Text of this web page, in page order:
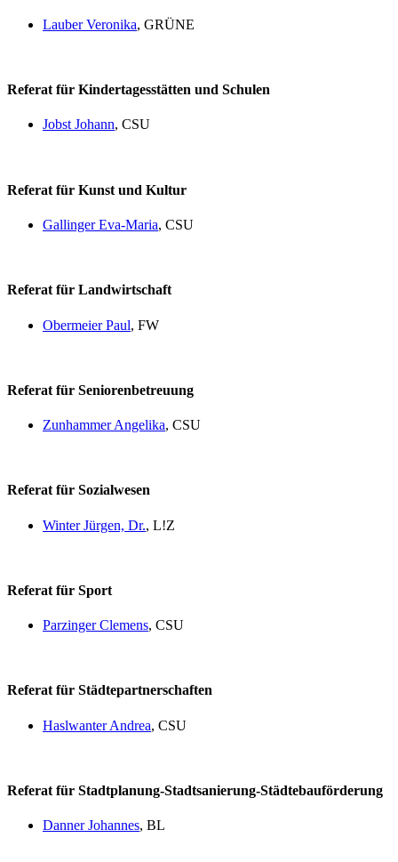
Lauber Veronika, GRÜNE
Referat für Kindertagesstätten und Schulen
Jobst Johann, CSU
Referat für Kunst und Kultur
Gallinger Eva-Maria, CSU
Referat für Landwirtschaft
Obermeier Paul, FW
Referat für Seniorenbetreuung
Zunhammer Angelika, CSU
Referat für Sozialwesen
Winter Jürgen, Dr., L!Z
Referat für Sport
Parzinger Clemens, CSU
Referat für Städtepartnerschaften
Haslwanter Andrea, CSU
Referat für Stadtplanung-Stadtsanierung-Städtebauförderung
Danner Johannes, BL